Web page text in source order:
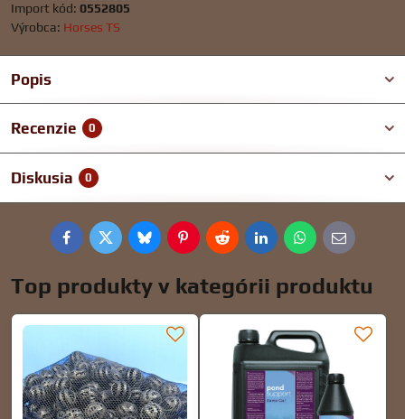
Import kód: 0552805
Výrobca: Horses TS
Popis
Recenzie 0
Diskusia 0
FacebookTwitterBlueskyPinterestRedditLinkedInWhatsApp
E-
mail
Top produkty v kategórii produktu